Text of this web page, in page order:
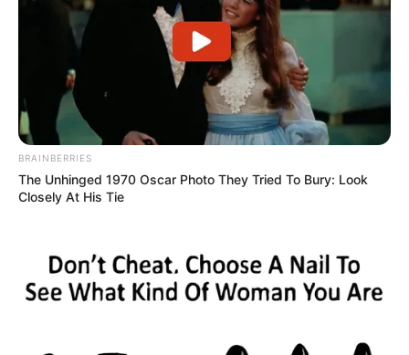
Hotel oder Unterkunft in und um Malsfeld
gesucht?
Sofort online buchbareHotels in Malsfeld
aus dem
Angebot von Hotel.de.
Weitere Angebote siehe auchTouristinformationen f
ür Malsfeld.
BRAINBERRIES
The Unhinged 1970 Oscar Photo They Tried To Bury: Look
Closely At His Tie